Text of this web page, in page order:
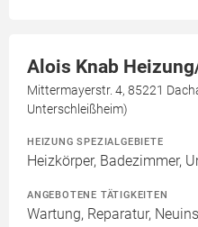
Alois Knab
Mittermayerstr. 4, 85221
Unterschleißheim)
HEIZUNG SPEZIALGEBIETE
Heizkörper, Badezimmer,
ANGEBOTENE TÄTIGKEITEN
Wartung, Reparatur,